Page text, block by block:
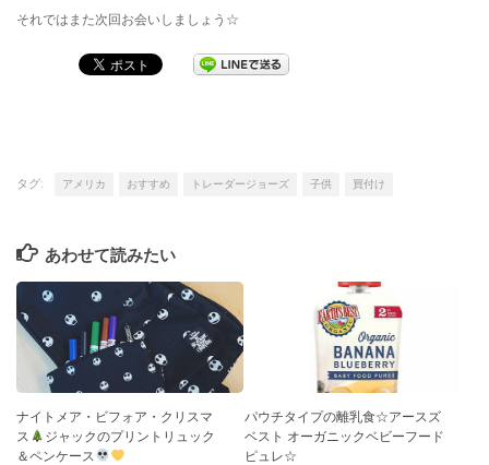
それではまた次回お会いしましょう☆
タグ: アメリカ おすすめ トレーダージョーズ 子供 買付け
あわせて読みたい
ナイトメア・ビフォア・クリスマ
ス
ジャックのプリントリュック
＆ペンケース
パウチタイプの離乳食☆アースズ
ベスト オーガニックベビーフード
ピュレ☆